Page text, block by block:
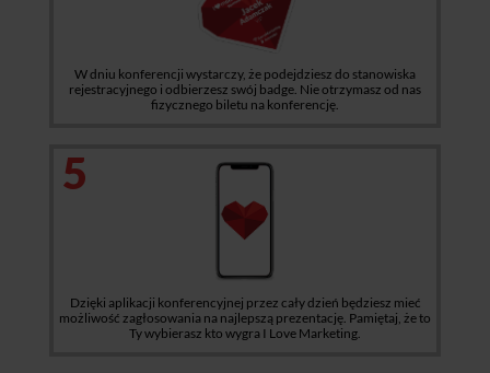
W dniu konferencji wystarczy, że podejdziesz do stanowiska
rejestracyjnego i odbierzesz swój badge. Nie otrzymasz od nas
fizycznego biletu na konferencję.
5
Dzięki aplikacji konferencyjnej przez cały dzień będziesz mieć
możliwość zagłosowania na najlepszą prezentację. Pamiętaj, że to
Ty wybierasz kto wygra I Love Marketing.